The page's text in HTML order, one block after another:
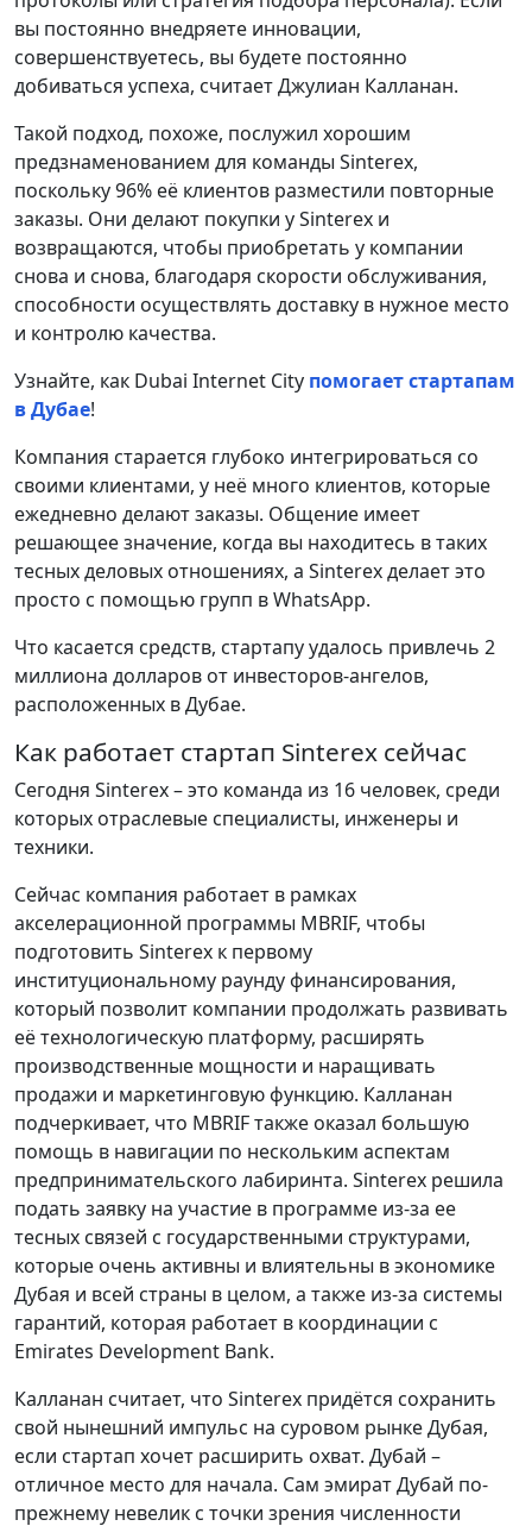
вы постоянно внедряете инновации,
совершенствуетесь, вы будете постоянно
добиваться успеха, считает Джулиан Калланан.
Такой подход, похоже, послужил хорошим
предзнаменованием для команды Sinterex,
поскольку 96% её клиентов разместили повторные
заказы. Они делают покупки у Sinterex и
возвращаются, чтобы приобретать у компании
снова и снова, благодаря скорости обслуживания,
способности осуществлять доставку в нужное место
и контролю качества.
Узнайте, как Dubai Internet City помогает стартапам
в Дубае!
Компания старается глубоко интегрироваться со
своими клиентами, у неё много клиентов, которые
ежедневно делают заказы. Общение имеет
решающее значение, когда вы находитесь в таких
тесных деловых отношениях, а Sinterex делает это
просто с помощью групп в WhatsApp.
Что касается средств, стартапу удалось привлечь 2
миллиона долларов от инвесторов-ангелов,
расположенных в Дубае.
Как работает стартап Sinterex сейчас
Сегодня Sinterex – это команда из 16 человек, среди
которых отраслевые специалисты, инженеры и
техники.
Сейчас компания работает в рамках
акселерационной программы MBRIF, чтобы
подготовить Sinterex к первому
институциональному раунду финансирования,
который позволит компании продолжать развивать
её технологическую платформу, расширять
производственные мощности и наращивать
продажи и маркетинговую функцию. Калланан
подчеркивает, что MBRIF также оказал большую
помощь в навигации по нескольким аспектам
предпринимательского лабиринта. Sinterex решила
подать заявку на участие в программе из-за ее
тесных связей с государственными структурами,
которые очень активны и влиятельны в экономике
Дубая и всей страны в целом, а также из-за системы
гарантий, которая работает в координации с
Emirates Development Bank.
Калланан считает, что Sinterex придётся сохранить
свой нынешний импульс на суровом рынке Дубая,
если стартап хочет расширить охват. Дубай –
отличное место для начала. Сам эмират Дубай по-
прежнему невелик с точки зрения численности